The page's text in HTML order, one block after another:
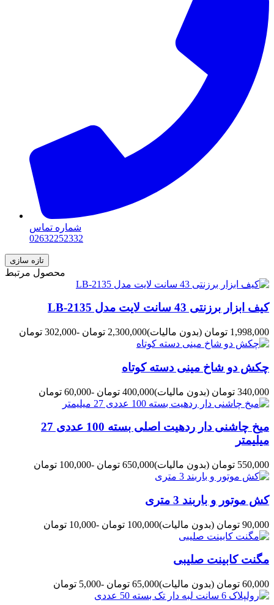
شماره تماس
02632252332
محصول مرتبط
کیف ابزار برزنتی 43 سانت لایت مدل LB-2135
1,998,000 تومان (بدون مالیات)2,300,000 تومان -302,000 تومان
چکش دو شاخ مینی دسته کوتاه
340,000 تومان (بدون مالیات)400,000 تومان -60,000 تومان
میخ چاشنی دار ردهیت اصلی بسته 100 عددی 27
میلیمتر
550,000 تومان (بدون مالیات)650,000 تومان -100,000 تومان
کش موتور و باربند 3 متری
90,000 تومان (بدون مالیات)100,000 تومان -10,000 تومان
مگنت کابینت صلیبی
60,000 تومان (بدون مالیات)65,000 تومان -5,000 تومان